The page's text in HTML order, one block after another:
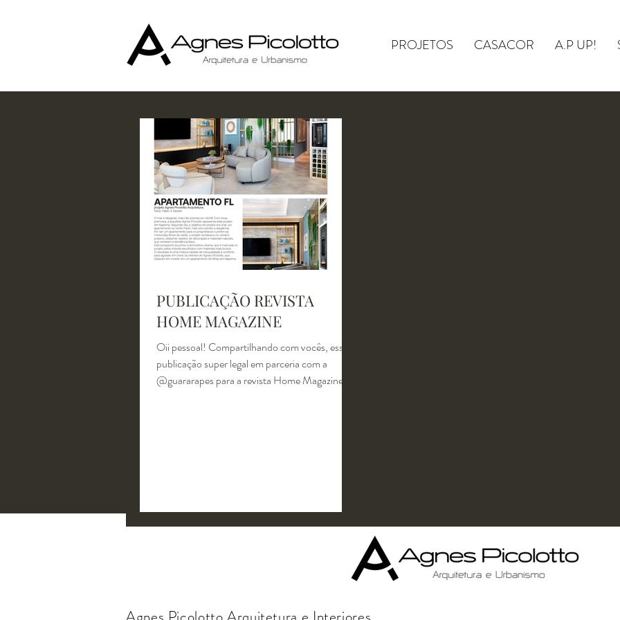
PROJETOS CASACOR A.P UP!
PUBLICAÇÃO REVISTA
HOME MAGAZINE
Oii pessoal! Compartilhando com vocês, essa
publicação super legal em parceria com a
@guararapes para a revista Home Magazine. O